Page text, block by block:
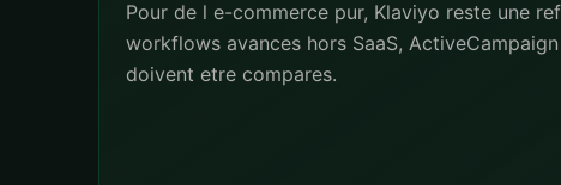
Pour de l e-commerce pur, Klaviyo reste une
workflows avances hors SaaS,
doivent etre compares.